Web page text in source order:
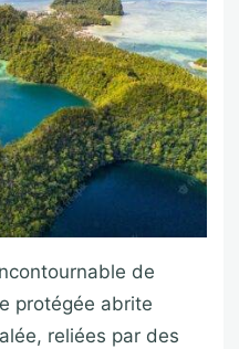
de
protégée abrite
reliées par des